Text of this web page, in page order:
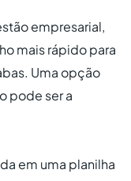
empresarial,
mais rápido para
Uma opção
pode ser a
em uma planilha